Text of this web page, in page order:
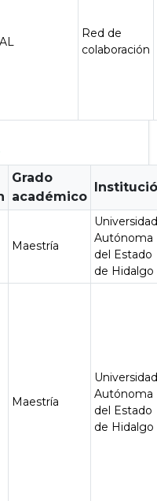
Red de
colaboración
Grado
académico
Maestría
Autónoma
del Estado
de Hidalgo
Maestría
Autónoma
del Estado
de Hidalgo